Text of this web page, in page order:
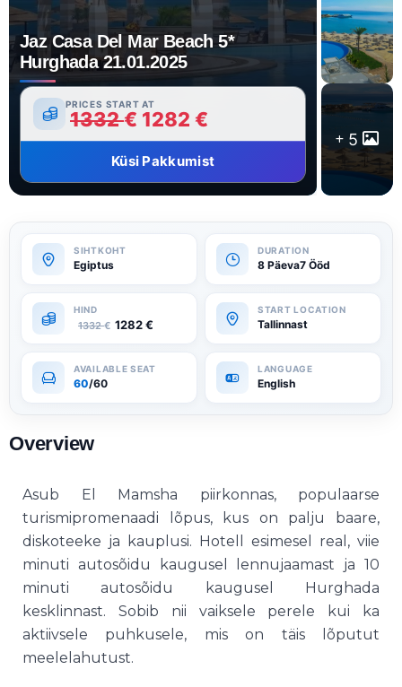
Jaz Casa Del Mar Beach 5*
Hurghada 21.01.2025
PRICES START AT
1332€ 1282 €
Küsi Pakkumist
5
Egiptus 8 Päeva7 Ööd
1332€ 1282€ Tallinnast
60/60 English
Overview
Asub El Mamsha piirkonnas, populaarse
turismipromenaadi lõpus, kus on palju baare,
diskoteeke ja kauplusi. Hotell esimesel real, viie
minuti autosõidu kaugusel lennujaamast ja 10
minuti autosõidu kaugusel Hurghada
kesklinnast. Sobib nii vaiksele perele kui ka
aktiivsele puhkusele, mis on täis lõputut
meelelahutust.